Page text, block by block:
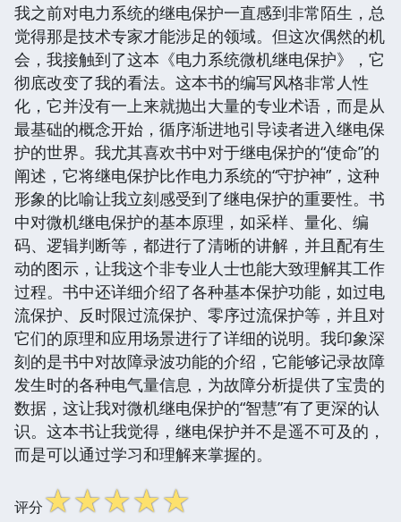
我之前对电力系统的继电保护一直感到非常陌生，总
觉得那是技术专家才能涉足的领域。但这次偶然的机
会，我接触到了这本《电力系统微机继电保护》，它
彻底改变了我的看法。这本书的编写风格非常人性
化，它并没有一上来就抛出大量的专业术语，而是从
最基础的概念开始，循序渐进地引导读者进入继电保
护的世界。我尤其喜欢书中对于继电保护的“使命”的
阐述，它将继电保护比作电力系统的“守护神”，这种
形象的比喻让我立刻感受到了继电保护的重要性。书
中对微机继电保护的基本原理，如采样、量化、编
码、逻辑判断等，都进行了清晰的讲解，并且配有生
动的图示，让我这个非专业人士也能大致理解其工作
过程。书中还详细介绍了各种基本保护功能，如过电
流保护、反时限过流保护、零序过流保护等，并且对
它们的原理和应用场景进行了详细的说明。我印象深
刻的是书中对故障录波功能的介绍，它能够记录故障
发生时的各种电气量信息，为故障分析提供了宝贵的
数据，这让我对微机继电保护的“智慧”有了更深的认
识。这本书让我觉得，继电保护并不是遥不可及的，
而是可以通过学习和理解来掌握的。
评分☆☆☆☆☆